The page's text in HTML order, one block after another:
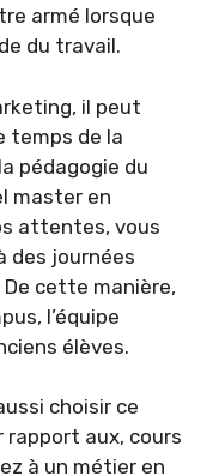
armé lorsque
du travail.
il peut
temps de la
pédagogie du
master en
attentes, vous
des journées
cette manière,
l’équipe
élèves.
choisir ce
aux, cours
à un métier en